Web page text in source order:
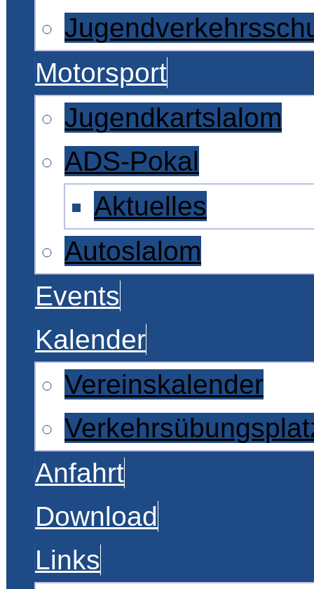
Motorsport
Jugendkartslalom
ADS-Pokal
Aktuelles
Autoslalom
Events
Kalender
Vereinskalender
Anfahrt
Download
Links